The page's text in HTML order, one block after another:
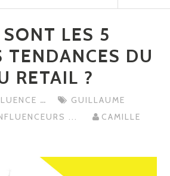
LES 5
TENDANCES DU
RETAIL ?
...
GUILLAUME
...
CAMILLE